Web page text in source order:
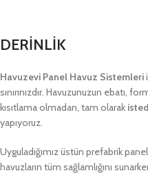
DERİNLİK
Havuzevi Panel Havuz Sistemleri
sınırınızdır. Havuzunuzun ebatı,
kısıtlama olmadan, tam olarak
yapıyoruz.
Uyguladığımız üstün prefabrik
havuzların tüm sağlamlığını